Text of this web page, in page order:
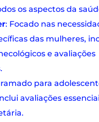
os aspectos da
: Focado nas
das mulheres,
e avaliações
para
avaliações